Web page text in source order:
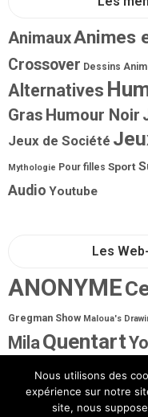
AnimauxAnimes
Crossover Dessins
Alternatives
Gras Humour Noir
Jeux de Société
Mythologie Pour filles Sport
Audio Youtube
Les
ANONYME
Gregman Show Maloua's
MilaQuentart
Nous utilisons des
expérience sur notre
site, nous